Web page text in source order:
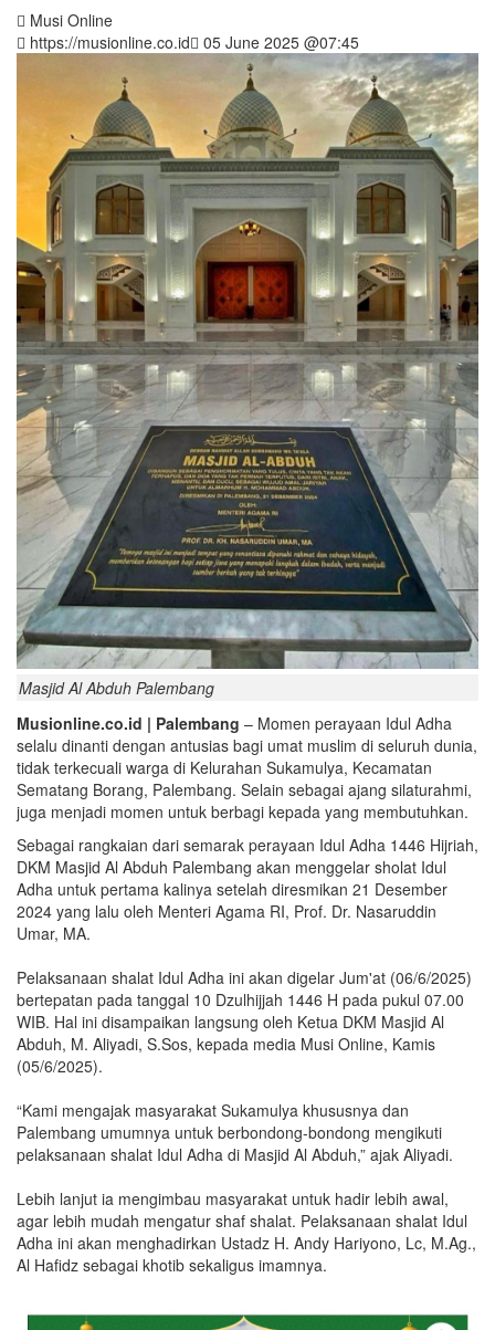
Musi Online
https://musionline.co.id
05 June 2025 @07:45
Masjid Al Abduh Palembang
Musionline.co.id | Palembang – Momen perayaan Idul Adha
selalu dinanti dengan antusias bagi umat muslim di seluruh dunia,
tidak terkecuali warga di Kelurahan Sukamulya, Kecamatan
Sematang Borang, Palembang. Selain sebagai ajang silaturahmi,
juga menjadi momen untuk berbagi kepada yang membutuhkan.
Sebagai rangkaian dari semarak perayaan Idul Adha 1446 Hijriah,
DKM Masjid Al Abduh Palembang akan menggelar sholat Idul
Adha untuk pertama kalinya setelah diresmikan 21 Desember
2024 yang lalu oleh Menteri Agama RI, Prof. Dr. Nasaruddin
Umar, MA.
Pelaksanaan shalat Idul Adha ini akan digelar Jum'at (06/6/2025)
bertepatan pada tanggal 10 Dzulhijjah 1446 H pada pukul 07.00
WIB. Hal ini disampaikan langsung oleh Ketua DKM Masjid Al
Abduh, M. Aliyadi, S.Sos, kepada media Musi Online, Kamis
(05/6/2025).
“Kami mengajak masyarakat Sukamulya khususnya dan
Palembang umumnya untuk berbondong-bondong mengikuti
pelaksanaan shalat Idul Adha di Masjid Al Abduh,” ajak Aliyadi.
Lebih lanjut ia mengimbau masyarakat untuk hadir lebih awal,
agar lebih mudah mengatur shaf shalat. Pelaksanaan shalat Idul
Adha ini akan menghadirkan Ustadz H. Andy Hariyono, Lc, M.Ag.,
Al Hafidz sebagai khotib sekaligus imamnya.